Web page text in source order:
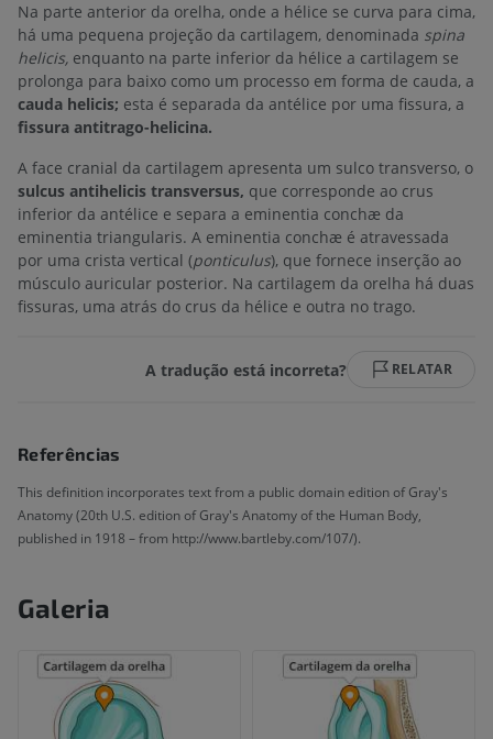
Na parte anterior da orelha, onde a hélice se curva para cima,
há uma pequena projeção da cartilagem, denominada spina
helicis, enquanto na parte inferior da hélice a cartilagem se
prolonga para baixo como um processo em forma de cauda, a
cauda helicis; esta é separada da antélice por uma fissura, a
fissura antitrago-helicina.
A face cranial da cartilagem apresenta um sulco transverso, o
sulcus antihelicis transversus, que corresponde ao crus
inferior da antélice e separa a eminentia conchæ da
eminentia triangularis. A eminentia conchæ é atravessada
por uma crista vertical (ponticulus), que fornece inserção ao
músculo auricular posterior. Na cartilagem da orelha há duas
fissuras, uma atrás do crus da hélice e outra no trago.
A tradução está incorreta? RELATAR
Referências
This definition incorporates text from a public domain edition of Gray's
Anatomy (20th U.S. edition of Gray's Anatomy of the Human Body,
published in 1918 – from http://www.bartleby.com/107/).
Galeria